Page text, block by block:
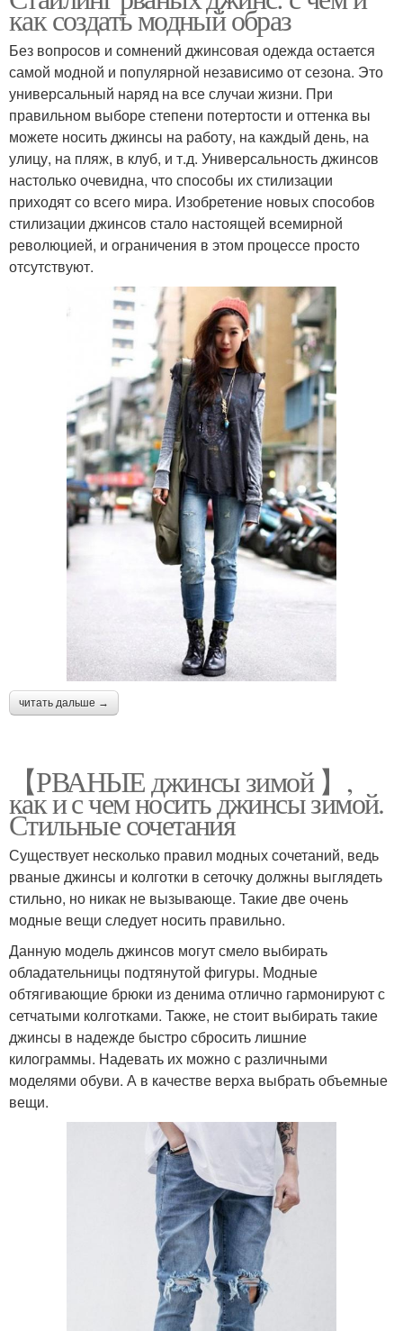
как создать модный образ
Без вопросов и сомнений джинсовая одежда остается
самой модной и популярной независимо от сезона. Это
универсальный наряд на все случаи жизни. При
правильном выборе степени потертости и оттенка вы
можете носить джинсы на работу, на каждый день, на
улицу, на пляж, в клуб, и т.д. Универсальность джинсов
настолько очевидна, что способы их стилизации
приходят со всего мира. Изобретение новых способов
стилизации джинсов стало настоящей всемирной
революцией, и ограничения в этом процессе просто
отсутствуют.
читать дальше →
【РВАНЫЕ джинсы зимой 】,
как и с чем носить джинсы зимой.
Стильные сочетания
Существует несколько правил модных сочетаний, ведь
рваные джинсы и колготки в сеточку должны выглядеть
стильно, но никак не вызывающе. Такие две очень
модные вещи следует носить правильно.
Данную модель джинсов могут смело выбирать
обладательницы подтянутой фигуры. Модные
обтягивающие брюки из денима отлично гармонируют с
сетчатыми колготками. Также, не стоит выбирать такие
джинсы в надежде быстро сбросить лишние
килограммы. Надевать их можно с различными
моделями обуви. А в качестве верха выбрать объемные
вещи.